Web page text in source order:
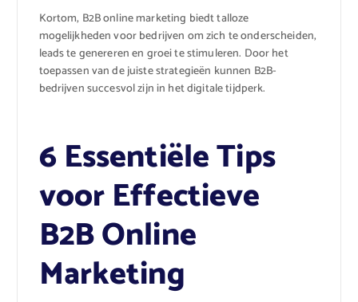
Kortom, B2B online marketing biedt talloze
mogelijkheden voor bedrijven om zich te onderscheiden,
leads te genereren en groei te stimuleren. Door het
toepassen van de juiste strategieën kunnen B2B-
bedrijven succesvol zijn in het digitale tijdperk.
6 Essentiële Tips
voor Effectieve
B2B Online
Marketing